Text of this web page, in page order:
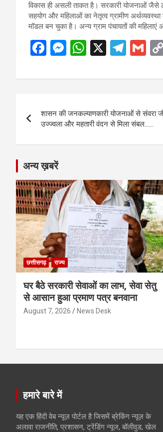
विकास ही असली ताकत है। सरकारी योजनाओं जैसे
सहयोग और महिलाओं का नेतृत्व ग्रामीण
मॉडल बन चुका है। अन्य ग्राम पंचायतों की
F
ce
o
o
k
M
se
g
er
W
at
A
p
p
X
T
e
a
m
G
ail
navigation
शासन की जनकल्याणकारी योजनाओं से संवरा
उज्ज्वला और महतारी वंदन से मिला संबल……
अन्य ख़बरें
छत्तीसगढ़ राज्य
घर बैठे सरकारी सेवाओं का लाभ, सेवा सेतु
से आसान हुआ प्रमाण पत्र बनवाना
August 7, 2026 News Desk
हमारे बारे में
यह एक हिंदी वेब न्यूज़ पोर्टल है जिसमें ब्रेकिंग न्यूज़ के
अलावा राजनीति, प्रशासन, ट्रेंडिंग न्यूज, बॉलीवुड, खेल